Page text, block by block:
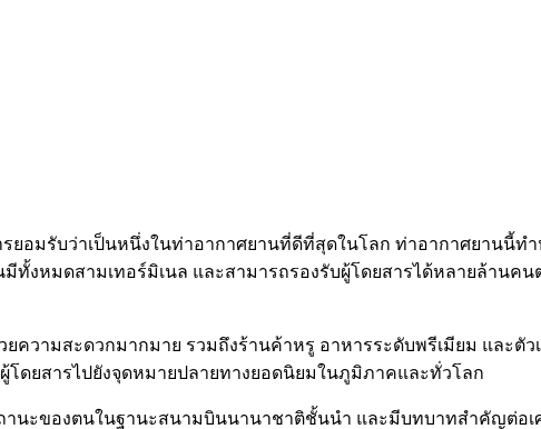
ยอมรับว่าเป็นหนึ่งในท่าอากาศยานที่ดีที่สุดในโลก ท่าอากาศยานนี้ท
ทั้งหมดสามเทอร์มิเนล และสามารถรองรับผู้โดยสารได้หลายล้านค
ความสะดวกมากมาย รวมถึงร้านค้าหรู อาหารระดับพรีเมียม และตัว
โดยสารไปยังจุดหมายปลายทางยอดนิยมในภูมิภาคและทั่วโลก
านะของตนในฐานะสนามบินนานาชาติชั้นนำ และมีบทบาทสำคัญต่อ